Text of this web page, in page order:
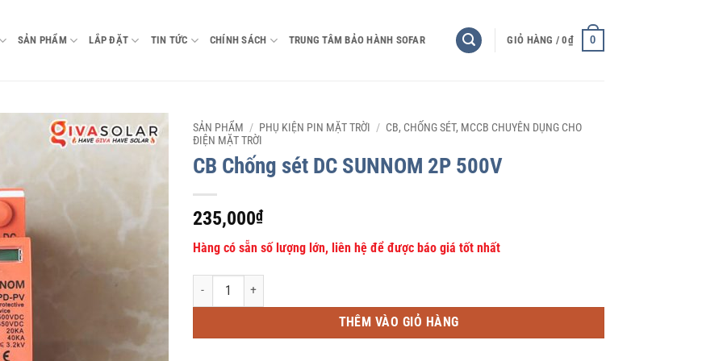
SẢN PHẨM LẮP ĐẶT TIN TỨC CHÍNH SÁCH TRUNG TÂM BẢO HÀNH SOFAR GIỎ HÀNG /0₫ 0
SẢN PHẨM / PHỤ KIỆN PIN MẶT TRỜI / CB, CHỐNG SÉT, MCCB CHUYÊN DỤNG CHO
ĐIỆN MẶT TRỜI
CB Chống sét DC SUNNOM 2P 500V
235,000₫
Hàng có sẵn số lượng lớn, liên hệ để được báo giá tốt nhất
CB Chống sét DC SUNNOM 2P 500V số lượng
THÊM VÀO GIỎ HÀNG